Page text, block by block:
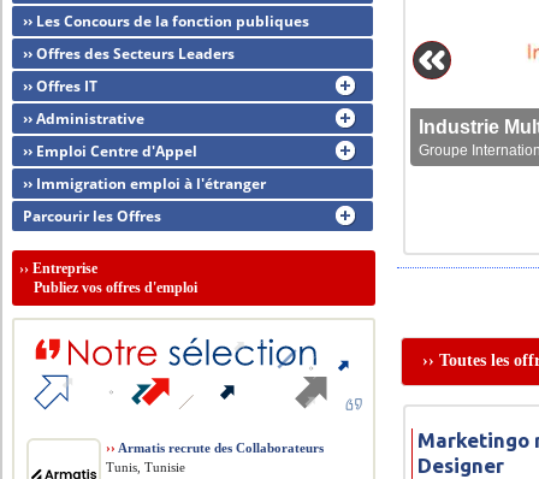
Groupe
›› Toutes les
Marketingo
Designer
›› Les Concours de la fonction publiques
›› Offres des Secteurs Leaders
›› Offres IT
›› Administrative
›› Emploi Centre d'Appel
›› Immigration emploi à l'étranger
Parcourir les Offres
››Entreprise
Publiez vos offres d'emploi
›› Armatis recrute des Collaborateurs
Tunis, Tunisie